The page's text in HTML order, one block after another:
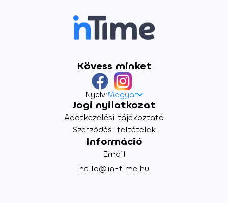
Kövess minket
Nyelv:Magyar
Jogi nyilatkozat
Adatkezelési tájékoztató
Szerződési feltételek
Információ
Email
hello@in-time.hu